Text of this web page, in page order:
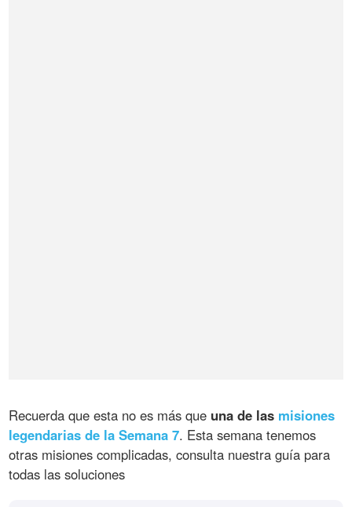
Recuerda que esta no es más que una de las misiones
legendarias de la Semana 7. Esta semana tenemos
otras misiones complicadas, consulta nuestra guía para
todas las soluciones